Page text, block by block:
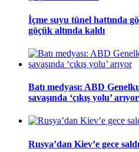
İçme suyu tünel hattında
göçük altında kaldı
Batı medyası: ABD
savaşında ‘çıkış yolu’ arıyor
Rusya’dan Kiev’e gece